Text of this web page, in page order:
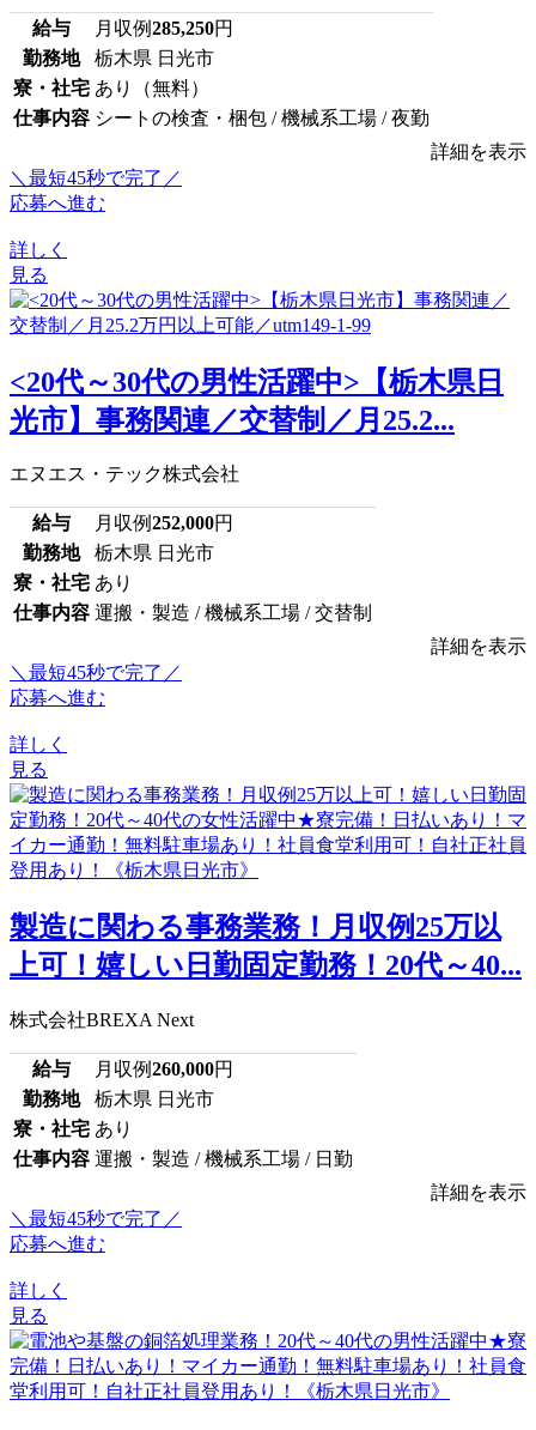
給与 月収例285,250円
勤務地
栃木県 日光市
寮・社宅 あり（無料）
仕事内容 シートの検査・梱包 / 機械系工場 / 夜勤
詳細を表示
＼最短45秒で完了／
応募へ進む
詳しく
見る
<20代～30代の男性活躍中>【栃木県日
光市】事務関連／交替制／月25.2...
エヌエス・テック株式会社
給与 月収例252,000円
勤務地
栃木県 日光市
寮・社宅 あり
仕事内容 運搬・製造 / 機械系工場 / 交替制
詳細を表示
＼最短45秒で完了／
応募へ進む
詳しく
見る
製造に関わる事務業務！月収例25万以
上可！嬉しい日勤固定勤務！20代～40...
株式会社BREXA Next
給与 月収例260,000円
勤務地
栃木県 日光市
寮・社宅 あり
仕事内容 運搬・製造 / 機械系工場 / 日勤
詳細を表示
＼最短45秒で完了／
応募へ進む
詳しく
見る